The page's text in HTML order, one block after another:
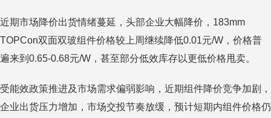
近期市场降价出货情绪蔓延，头部企业大幅降价，183mm
TOPCon双面双玻组件价格较上周继续降低0.01元/W，价格普
遍来到0.65-0.68元/W，甚至部分低效库存以更低价格甩卖。
受能效政策推进及市场需求偏弱影响，近期组件降价竞争加剧，
企业出货压力增加，市场交投节奏放缓，预计短期内组件价格仍